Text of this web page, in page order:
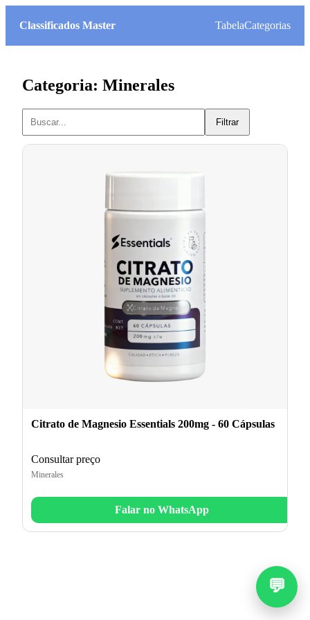
Classificados Master TabelaCategorias
Categoria: Minerales
Filtrar
Citrato de Magnesio Essentials 200mg - 60 Cápsulas
Consultar preço
Minerales
Falar no WhatsApp
💬